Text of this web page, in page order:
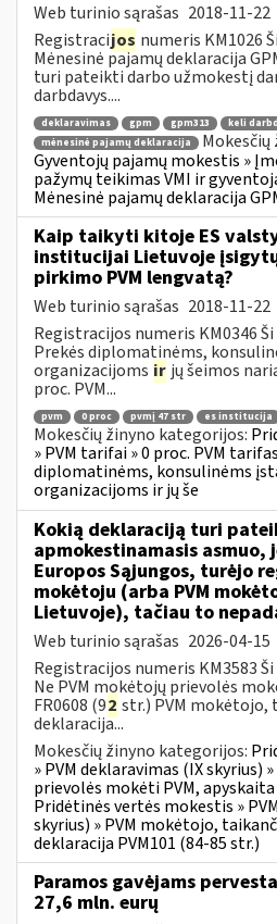
Web turinio sąrašas 2018-11-22
Registracijos numeris KM1026
Mėnesinė pajamų deklaracija
turi pateikti darbo užmokestį
darbdavys....
deklaravimas gpm gpm313 keli
mėnesinė pajamų deklaracija
Gyventojų pajamų mokestis »
pažymų teikimas VMI ir
Mėnesinė pajamų deklaracija
Kaip taikyti kitoje ES
institucijai Lietuvoje
pirkimo PVM lengvatą?
Web turinio sąrašas 2018-11-22
Registracijos numeris KM0346
Prekės diplomatinėms,
organizacijoms ir jų šeimos
proc. PVM...
pvm 0 proc pvmį 47 str es institucija
Mokesčių žinyno kategorijos:
» PVM tarifai » 0 proc. PVM
diplomatinėms, konsulinėms
organizacijoms ir jų še
Kokią deklaraciją turi
apmokestinamasis asmuo,
Europos Sąjungos, turėjo
mokėtoju (arba PVM
Lietuvoje), tačiau to
Web turinio sąrašas 2026-04-15
Registracijos numeris KM3583
Ne PVM mokėtojų prievolės
FR0608 (92 str.) PVM mokėtojo,
deklaracija...
Mokesčių žinyno kategorijos:
» PVM deklaravimas (IX skyrius)
prievolės mokėti PVM, apyskaita
Pridėtinės vertės mokestis »
skyrius) » PVM mokėtojo,
deklaracija PVM101 (84-85 str.)
Paramos gavėjams
27,6 mln. eurų